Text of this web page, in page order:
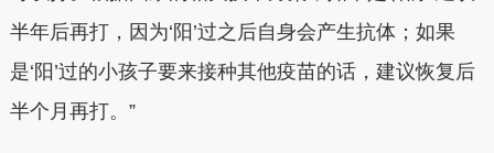
半年后再打，因为‘阳’过之后自身会产生抗体；如果
是‘阳’过的小孩子要来接种其他疫苗的话，建议恢复后
半个月再打。”